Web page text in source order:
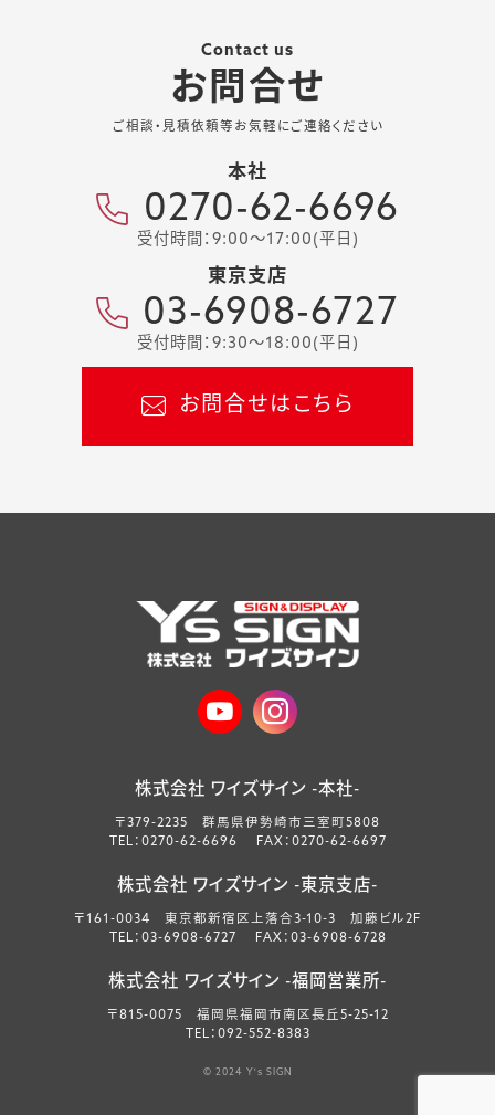
Contact us
お問合せ
ご相談・見積依頼等お気軽にご連絡ください
本社
0270-62-6696
受付時間：9:00～17:00(平日)
東京支店
03-6908-6727
受付時間：9:30～18:00(平日)
お問合せはこちら
株式会社 ワイズサイン -本社-
〒379-2235 群馬県伊勢崎市三室町5808
TEL：0270-62-6696 FAX：0270-62-6697
株式会社 ワイズサイン -東京支店-
〒161-0034 東京都新宿区上落合3-10-3 加藤ビル2F
TEL：03-6908-6727 FAX：03-6908-6728
株式会社 ワイズサイン -福岡営業所-
〒815-0075 福岡県福岡市南区長丘5-25-12
TEL：092-552-8383
© 2024 Y's SIGN